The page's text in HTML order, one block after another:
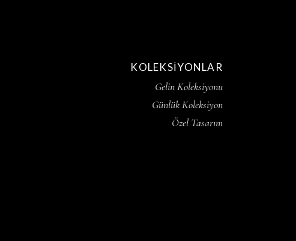
KOLEKSIYONLAR
Gelin Koleksiyonu
Günlük Koleksiyon
Özel Tasarım